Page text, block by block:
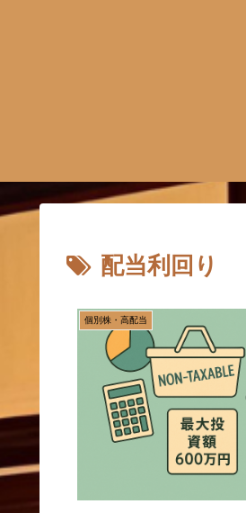
配当利回り
個別株・高配当